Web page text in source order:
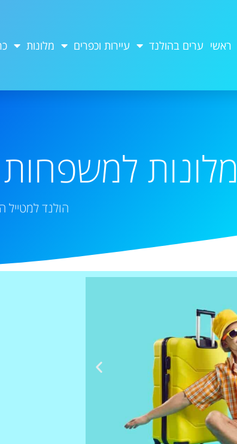
ראשי ערים בהולנד עיירות וכפרים מלונות
מלונות
הולנד למטייל